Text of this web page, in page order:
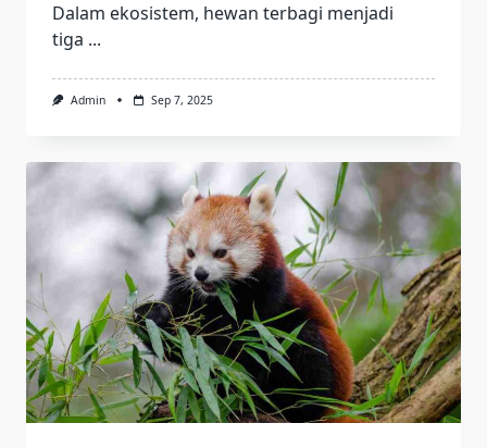
Dalam ekosistem, hewan terbagi menjadi
tiga ...
Admin Sep 7, 2025